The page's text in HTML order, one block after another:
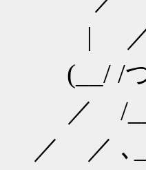
|
(__/ /つ
／ /
／ ／ ､